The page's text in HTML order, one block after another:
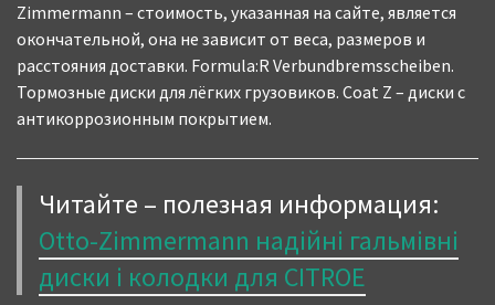
Zimmermann – стоимость, указанная на сайте, является
окончательной, она не зависит от веса, размеров и
расстояния доставки. Formula:R Verbundbremsscheiben.
Тормозные диски для лёгких грузовиков. Coat Z – диски с
антикоррозионным покрытием.
Читайте – полезная информация:
Otto-Zimmermann надійні гальмівні
диски і колодки для CITROE